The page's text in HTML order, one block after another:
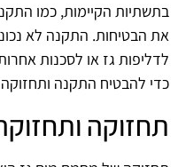
בתשתיות הקיימות, כמו
את הבטיחות. התקנה לא
לדליפות גז או לסכנות
כדי להבטיח התקנה ותחזוקה
תחזוקה